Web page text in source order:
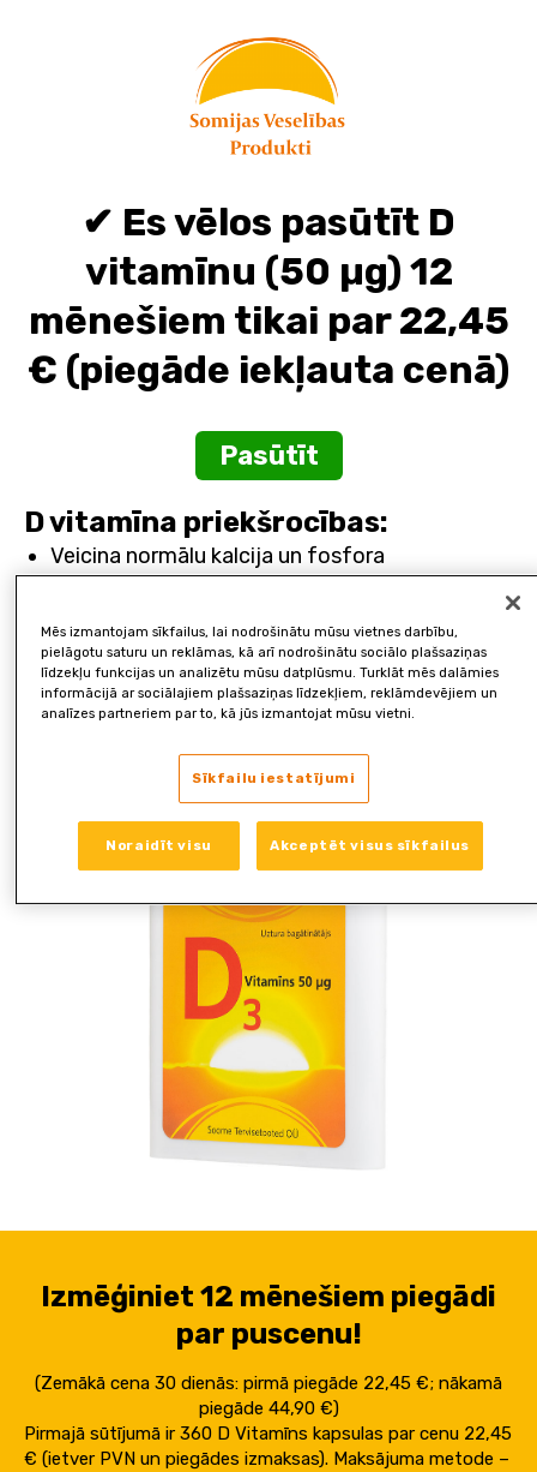
✔ Es vēlos pasūtīt D
vitamīnu (50 µg) 12
mēnešiem tikai par 22,45
€ (piegāde iekļauta cenā)
Pasūtīt
D vitamīna priekšrocības:
Veicina normālu kalcija un fosfora
uzsūkšanos/izmantošanu.
uzturēt kaulus .
Palīdz uzturēt normālu muskuļu darbību.Palīdz
uzturēt zobu veselību.
Veicina imūnsistēmas darbību.Piedalās šūnu
dalīšanās procesā.
Izmēģiniet 12 mēnešiem piegādi
par puscenu!
(Zemākā cena 30 dienās: pirmā piegāde 22,45 €; nākamā
piegāde 44,90 €)
Pirmajā sūtījumā ir 360 D Vitamīns kapsulas par cenu 22,45
€ (ietver PVN un piegādes izmaksas). Maksājuma metode –
Mēs izmantojam sīkfailus, lai nodrošinātu mūsu vietnes darbību,
pielāgotu saturu un reklāmas, kā arī nodrošinātu sociālo plašsaziņas
līdzekļu funkcijas un analizētu mūsu datplūsmu. Turklāt mēs dalāmies
informācijā ar sociālajiem plašsaziņas līdzekļiem, reklāmdevējiem un
analīzes partneriem par to, kā jūs izmantojat mūsu vietni.
Sīkfailu iestatījumi
Noraidīt visu Akceptēt visus sīkfailus